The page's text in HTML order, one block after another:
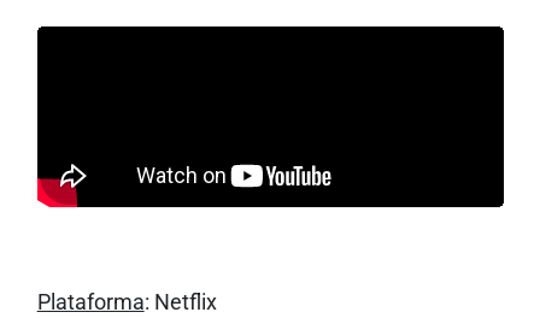
Plataforma: Netflix